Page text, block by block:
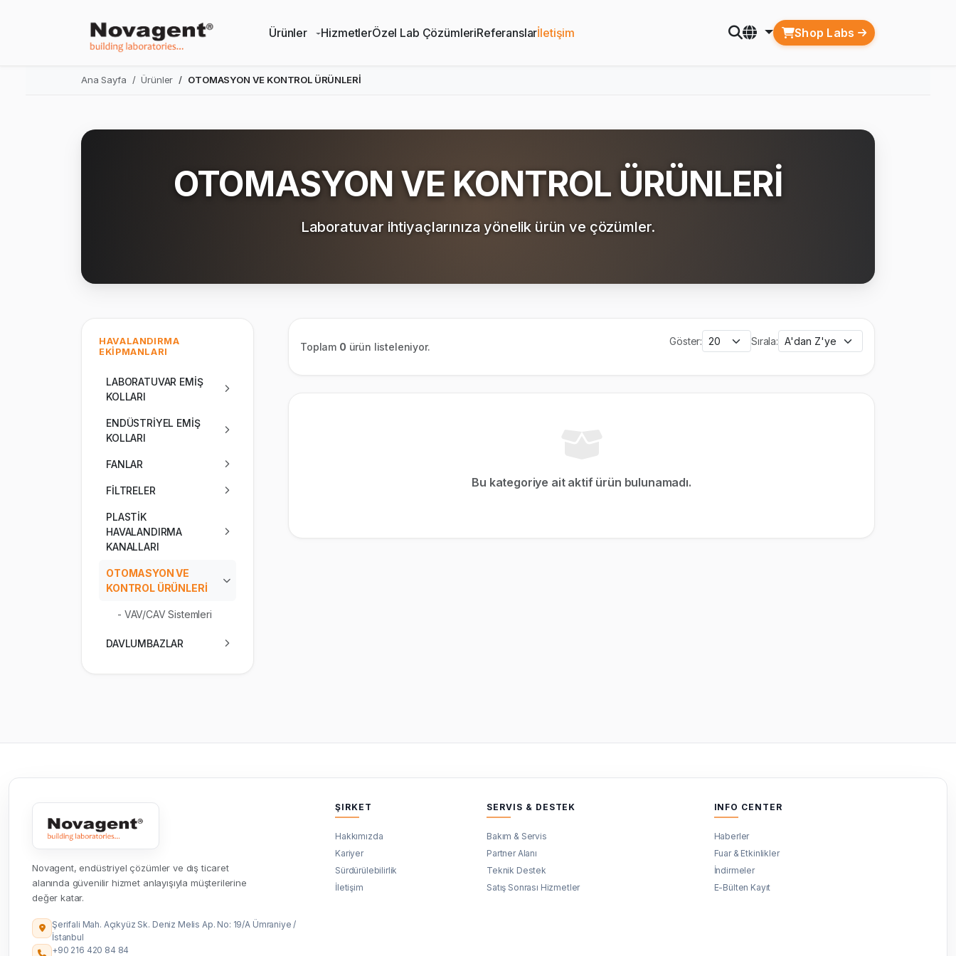
Ürünler HizmetlerÖzel Lab ÇözümleriReferanslarİletişim Shop Labs
Ana Sayfa Ürünler OTOMASYON VE KONTROL ÜRÜNLERİ
OTOMASYON VE KONTROL ÜRÜNLERİ
Laboratuvar ihtiyaçlarınıza yönelik ürün ve çözümler.
HAVALANDIRMA
EKİPMANLARI
LABORATUVAR EMİŞ
KOLLARI
ENDÜSTRİYEL EMİŞ
KOLLARI
FANLAR
FİLTRELER
PLASTİK
HAVALANDIRMA
KANALLARI
OTOMASYON VE
KONTROL ÜRÜNLERİ
- VAV/CAV Sistemleri
DAVLUMBAZLAR
Toplam 0 ürün listeleniyor. Göster: Sırala:
Bu kategoriye ait aktif ürün bulunamadı.
Novagent, endüstriyel çözümler ve dış ticaret
alanında güvenilir hizmet anlayışıyla müşterilerine
değer katar.
Şerifali Mah. Açıkyüz Sk. Deniz Melis Ap. No: 19/A Ümraniye /
İstanbul
+90 216 420 84 84
ŞIRKET
Hakkımızda
Kariyer
Sürdürülebilirlik
İletişim
SERVIS & DESTEK
Bakım & Servis
Partner Alanı
Teknik Destek
Satış Sonrası Hizmetler
INFO CENTER
Haberler
Fuar & Etkinlikler
İndirmeler
E-Bülten Kayıt